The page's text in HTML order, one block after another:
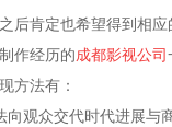
肯定也希望得到相应
作经历的成都影视公司
方法有：
观众交代时代进展与